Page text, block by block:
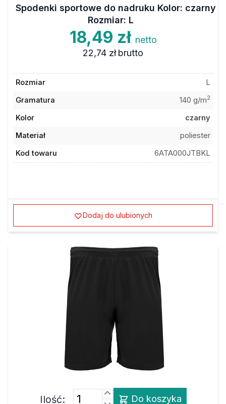
Spodenki sportowe do nadruku Kolor: czarny
Rozmiar: L
18,49 zł netto
22,74 zł brutto
Rozmiar
L
Gramatura
140 g/m2
Kolor
czarny
Materiał
poliester
Kod towaru
6ATA000JTBKL
Dodaj do ulubionych
Ilość: Do koszyka